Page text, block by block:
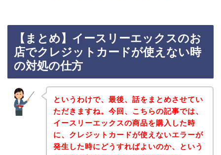
【まとめ】イースリーエックスのお
店でクレジットカードが使えない時
の対処の仕方
というわけで、最後、話をまとめさせてい
ただきますね。今回、こちらの記事では、
イースリーエックスの商品を購入した時
に、クレジットカードが使えないエラーが
発生した時にどうすればよいのか、という